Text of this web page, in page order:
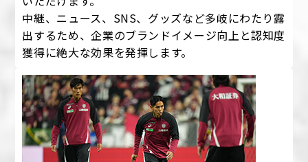
中継、ニュース、SNS、グッズなど多岐にわたり露
出するため、企業のブランドイメージ向上と認知度
獲得に絶大な効果を発揮します。